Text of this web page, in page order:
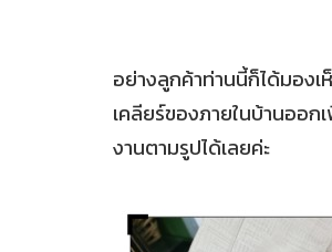
อย่างลูกค้าท่านนี้ก็ได้มองเ
เคลียร์ของภายในบ้านออก
งานตามรูปได้เลยค่ะ